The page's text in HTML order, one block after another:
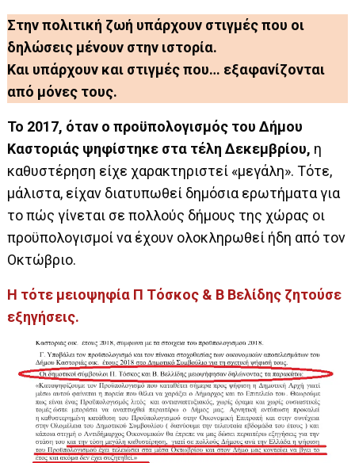
Στην πολιτική ζωή υπάρχουν στιγμές που οι
δηλώσεις μένουν στην ιστορία.
Και υπάρχουν και στιγμές που… εξαφανίζονται
από μόνες τους.
Το 2017, όταν ο προϋπολογισμός του Δήμου
Καστοριάς ψηφίστηκε στα τέλη Δεκεμβρίου, η
καθυστέρηση είχε χαρακτηριστεί «μεγάλη». Τότε,
μάλιστα, είχαν διατυπωθεί δημόσια ερωτήματα για
το πώς γίνεται σε πολλούς δήμους της χώρας οι
προϋπολογισμοί να έχουν ολοκληρωθεί ήδη από τον
Οκτώβριο.
Η τότε μειοψηφία Π Τόσκος & Β Βελίδης ζητούσε
εξηγήσεις.